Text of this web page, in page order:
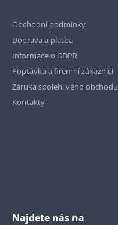
Obchodní podmínky
Doprava a platba
Informace o GDPR
Poptávka a firemní zákazníci
Záruka spolehlivého obchodu
Kontakty
Najdete nás na